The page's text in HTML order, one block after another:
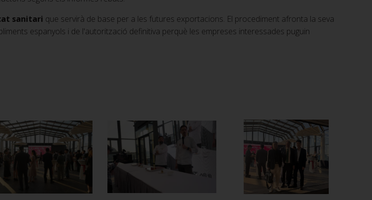
sanitari que servirà de base per a les futures exportacions. El procediment afronta la seva
espanyols i de l'autorització definitiva perquè les empreses interessades puguin